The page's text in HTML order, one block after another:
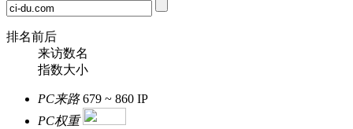
排名前后
来访数名
指数大小
PC来路 679 ~ 860 IP
PC权重